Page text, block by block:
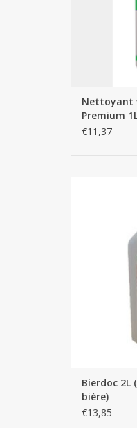
Nettoyant
Premium
€11,37
Bierdoc 2L
bière)
€13,85